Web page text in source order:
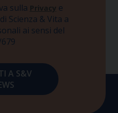
sulla Privacy e
Scienza & Vita a
ai sensi del